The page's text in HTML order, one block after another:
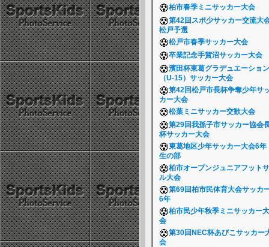
柏市春季ミニサッカー大会
第42回スポ少サッカー交流大
松戸予選
松戸市春季サッカー大会
卒業記念手賀沼サッカー大会
濱田杯東葛グラデュエーション
（U-15）サッカー大会
第42回松戸市長杯争奪少年サ
カー大会
松葉ミニサッカー交歓大会
第29回我孫子市サッカー協会
杯サッカー大会
東葛地区少年サッカー大会6年
生の部
柏市オープンジュニアフットサ
ル大会
第69回柏市民体育大会サッカ
6年
柏市民少年秋季ミニサッカー大
会
第30回NEC杯あびこサッカー
会